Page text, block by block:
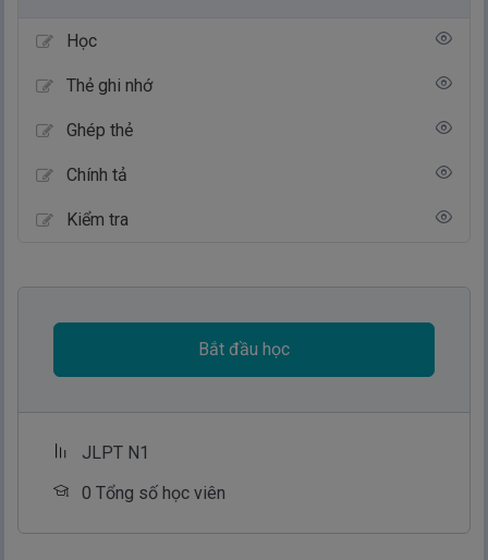
Học
Thẻ ghi nhớ
Ghép thẻ
Chính tả
Kiểm tra
Bắt đầu học
JLPT N1
0 Tổng số học viên